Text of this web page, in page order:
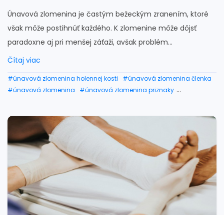
Únavová zlomenina je častým bežeckým zranením, ktoré
však môže postihnúť každého. K zlomenine môže dôjsť
paradoxne aj pri menšej záťaži, avšak problém...
Čítaj viac
#únavová zlomenina holennej kosti
#únavová zlomenina členka
#únavová zlomenina
#únavová zlomenina priznaky
#únavová zlomenina metatarzu #únavová zlomenina nártu
#ako dlho sa hoji unavova zlomenina